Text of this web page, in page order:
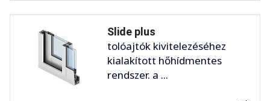
Slide plus
tolóajtók kivitelezéséhez
kialakított hőhídmentes
rendszer. a ...